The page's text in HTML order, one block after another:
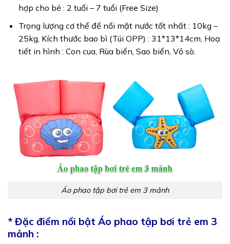
hợp cho bé : 2 tuổi – 7 tuổi (Free Size)
Trọng lượng cơ thể để nổi mặt nước tốt nhất : 10kg –
25kg, Kích thước bao bì (Túi OPP) : 31*13*14cm, Hoạ
tiết in hình : Con cua, Rùa biển, Sao biển, Vỏ sò.
Áo phao tập bơi trẻ em 3 mảnh
* Đặc điểm nổi bật Áo phao tập bơi trẻ em 3
mảnh :